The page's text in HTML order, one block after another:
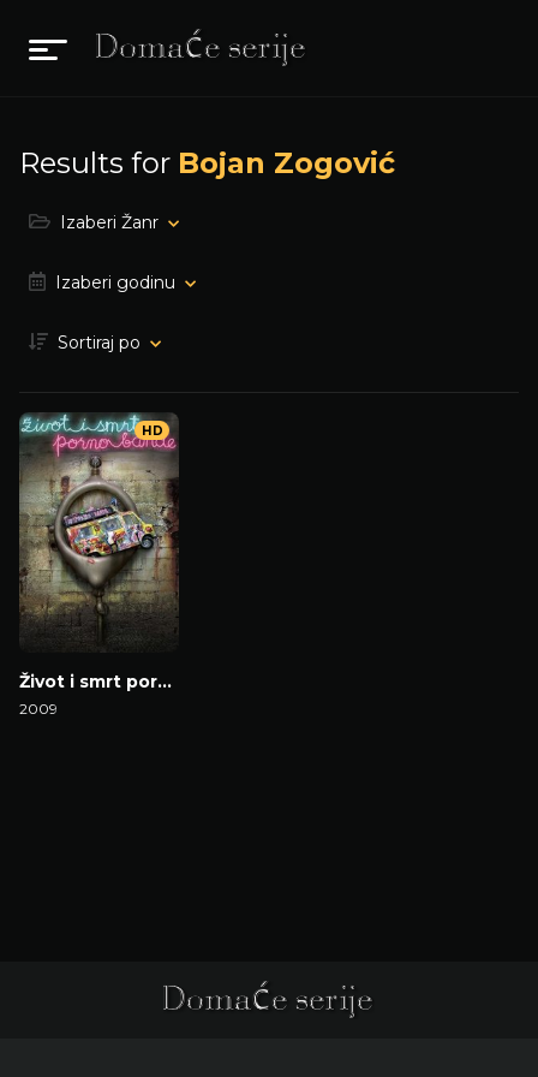
Results for Bojan Zogović
Izaberi Žanr
Izaberi godinu
Sortiraj po
Život i smrt porno bande
2009
HD